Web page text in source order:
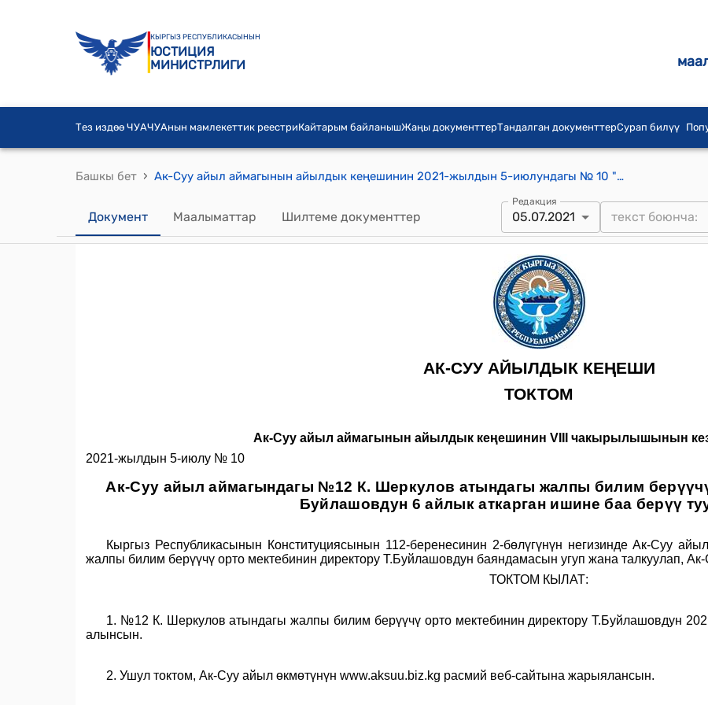
КЫРГЫЗ РЕСПУБЛИКАСЫНЫН
ЮСТИЦИЯ
МИНИСТРЛИГИ
Тез издөө ЧУАЧУАнын мамлекеттик реестриКайтарым байланышЖаңы документтерТандалган документтерСурап билүү
Башкы бет › Ак-Суу айыл аймагынын айылдык кеңешинин 2021-жылдын 5-июлундагы № 10 "Ак-Суу айыл аймагындагы №12 К. Шеркулов атындагы жалпы билим берүүчү орто мектебинин директору Т. Буйлашовдун 6 айлык аткарган ишине баа берүү тууралуу" токтому
Документ Маалыматтар Шилтеме документтер
Редакция
05.07.2021